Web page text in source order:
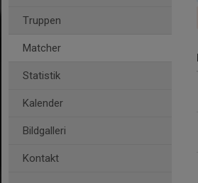
Truppen
Matcher
Statistik
Kalender
Bildgalleri
Kontakt